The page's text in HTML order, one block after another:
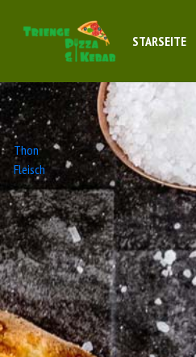
STARSEITE
Beitrags-
Navigation
Thon
Fleisch